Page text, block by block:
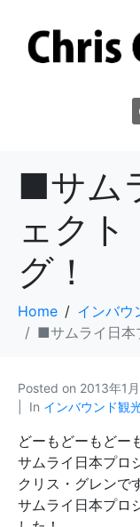
■サム
ェク
グ！
Home インバウ
■サムライ日本
Posted on 2013年1
In インバウンド観
どーもどーもどー
サムライ日本プロ
クリス・グレンで
サムライ日本プロ